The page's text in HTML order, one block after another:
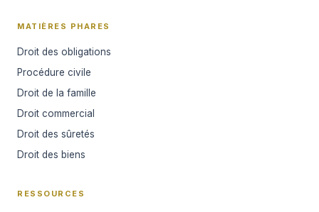
MATIÈRES PHARES
Droit des obligations
Procédure civile
Droit de la famille
Droit commercial
Droit des sûretés
Droit des biens
RESSOURCES